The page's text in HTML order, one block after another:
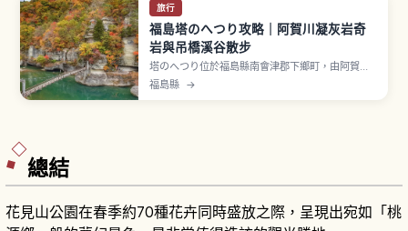
旅行
福島塔のへつり攻略｜阿賀川凝灰岩奇
岩與吊橋溪谷散步
塔のへつり位於福島縣南會津郡下鄉町，由阿賀川
（大川）長年侵蝕風化而成的峽谷景勝地。「へつ
福島縣 →
總結
花見山公園在春季約70種花卉同時盛放之際，呈現出宛如「桃